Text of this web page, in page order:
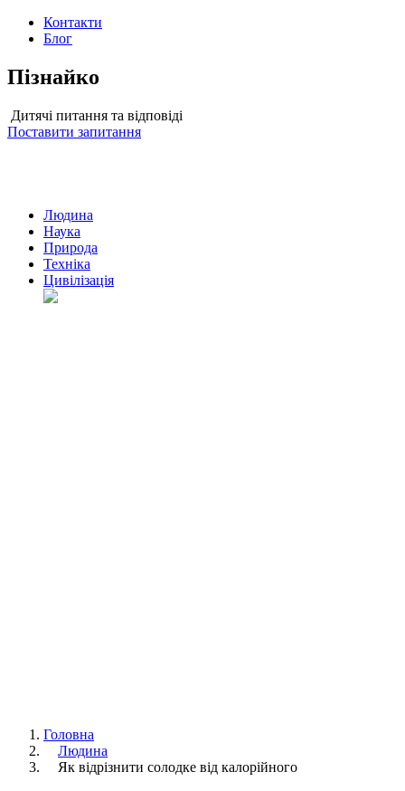
Контакти
Блог
Пізнайко
Дитячі питання та відповіді
Поставити запитання
Людина
Наука
Природа
Техніка
Цивілізація
Головна
Людина
Як відрізнити солодке від калорійного